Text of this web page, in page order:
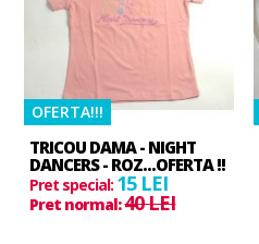
OFERTA!!!
TRICOU DAMA - NIGHT
DANCERS - ROZ...OFERTA !!
Pret special: 15 LEI
Pret normal:40 LEI